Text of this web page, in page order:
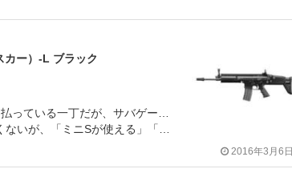
カー）-L ブラック
一丁だが、サバゲーツールとして優秀。
ティニーレール4面」「アイアンサイト・ドットサイトの使い勝手」
2016年3月6日